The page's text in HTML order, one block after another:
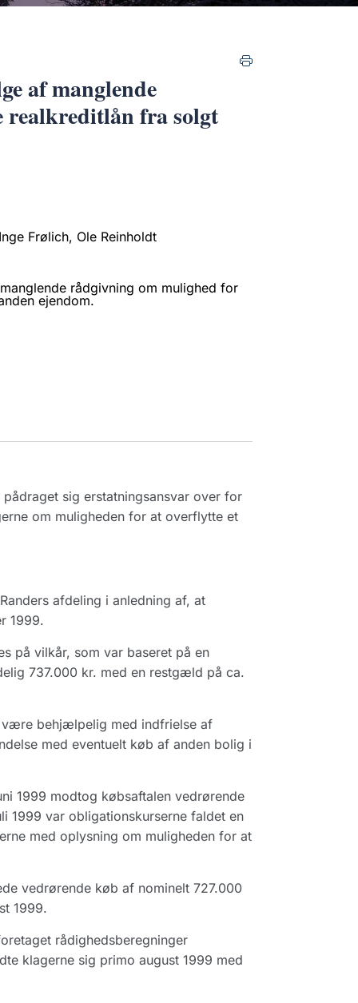
af manglende
realkreditlån fra solgt
Frølich, Ole Reinholdt
rådgivning om mulighed for
ejendom.
sig erstatningsansvar over for
om muligheden for at overflytte et
afdeling i anledning af, at
1999.
på vilkår, som var baseret på en
737.000 kr. med en restgæld på ca.
være behjælpelig med indfrielse af
med eventuelt køb af anden bolig i
1999 modtog købsaftalen vedrørende
1999 var obligationskurserne faldet en
med oplysning om muligheden for at
vedrørende køb af nominelt 727.000
1999.
rådighedsberegninger
klagerne sig primo august 1999 med